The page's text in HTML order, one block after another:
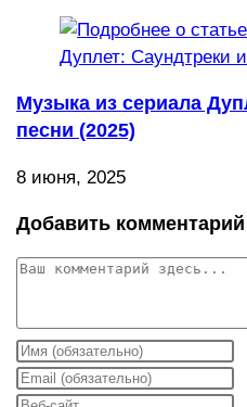
Музыка из сериала
песни (2025)
8 июня, 2025
Добавить комментарий
Комментарий
Введите
свое
Введите